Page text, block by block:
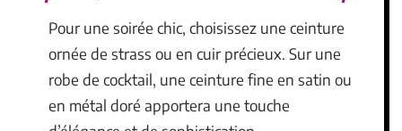
Pour une soirée chic, choisissez une ceinture
ornée de strass ou en cuir précieux. Sur une
robe de cocktail, une ceinture fine en satin ou
en métal doré apportera une touche